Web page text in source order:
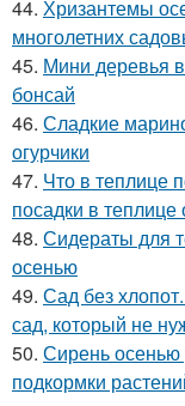
44. Хризантемы
многолетних
45. Мини деревья
бонсай
46. Сладкие
огурчики
47. Что в теплице
посадки в
48. Сидераты для
осенью
49. Сад без
сад, который не
50. Сирень
подкормки